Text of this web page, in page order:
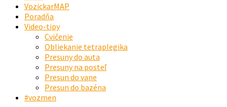
VozickarMAP
Poradňa
Video-tipy
Cvičenie
Obliekanie tetraplegika
Presuny do auta
Presuny na posteľ
Presun do vane
Presun do bazéna
#vozmen